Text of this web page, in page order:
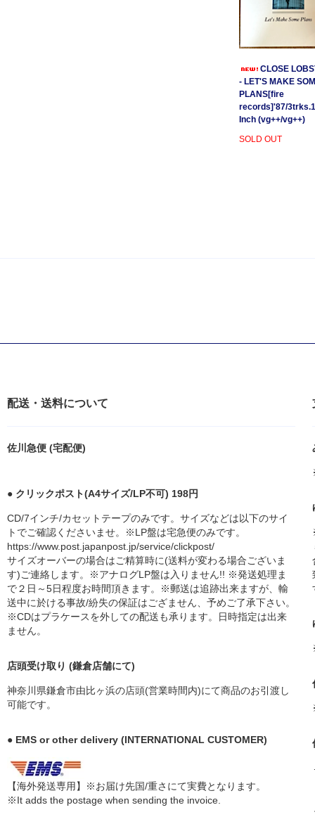
CLOSE
- LET'S MAKE
PLANS[fire
records]'87/
Inch (vg++/vg++)
SOLD OUT
配送・送料について
佐川急便 (宅配便)
● クリックポスト(A4サイズ/LP不可) 198円
CD/7インチ/カセットテープのみです。サイズなどは以下のサイ
トでご確認くださいませ。※LP盤は宅急便のみです。
https://www.post.japanpost.jp/service/clickpost/
サイズオーバーの場合はご精算時に(送料が変わる場合ございま
す)ご連絡します。※アナログLP盤は入りません!! ※発送処理ま
で２日～5日程度お時間頂きます。※郵送は追跡出来ますが、輸
送中に於ける事故/紛失の保証はござません、予めご了承下さい。
※CDはプラケースを外しての配送も承ります。日時指定は出来
ません。
店頭受け取り (鎌倉店舗にて)
神奈川県鎌倉市由比ヶ浜の店頭(営業時間内)にて商品のお引渡し
可能です。
● EMS or other delivery (INTERNATIONAL CUSTOMER)
【海外発送専用】※お届け先国/重さにて実費となります。
※It adds the postage when sending the invoice.